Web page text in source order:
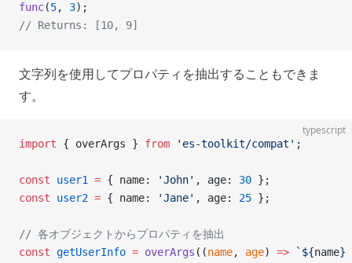
func(5, 3);
// Returns: [10, 9]
文字列を使用してプロパティを抽出することもできま
す。
typescript
import { overArgs } from 'es-toolkit/compat' ;
const user1 = { name: 'John' , age: 30 };
const user2 = { name: 'Jane' , age: 25 };
// 各オブジェクトからプロパティを抽出
const getUserInfo = overArgs ((name, age) => `${name}